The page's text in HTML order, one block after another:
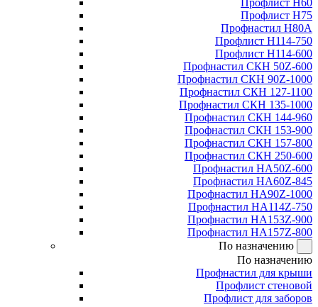
Профлист Н60
Профлист Н75
Профнастил Н80А
Профлист Н114-750
Профлист Н114-600
Профнастил СКН 50Z-600
Профнастил СКН 90Z-1000
Профнастил СКН 127-1100
Профнастил СКН 135-1000
Профнастил СКН 144-960
Профнастил СКН 153-900
Профнастил СКН 157-800
Профнастил СКН 250-600
Профнастил НА50Z-600
Профнастил НА60Z-845
Профнастил НА90Z-1000
Профнастил НА114Z-750
Профнастил НА153Z-900
Профнастил НА157Z-800
По назначению
По назначению
Профнастил для крыши
Профлист стеновой
Профлист для заборов